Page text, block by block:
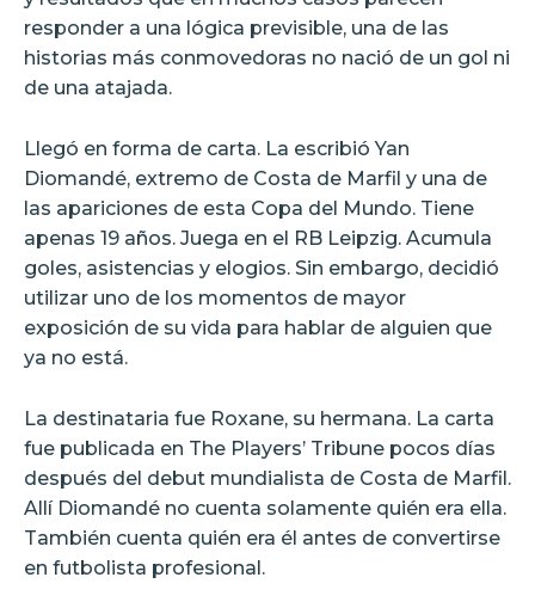
responder a una lógica previsible, una de las
historias más conmovedoras no nació de un gol ni
de una atajada.
Llegó en forma de carta. La escribió Yan
Diomandé, extremo de Costa de Marfil y una de
las apariciones de esta Copa del Mundo. Tiene
apenas 19 años. Juega en el RB Leipzig. Acumula
goles, asistencias y elogios. Sin embargo, decidió
utilizar uno de los momentos de mayor
exposición de su vida para hablar de alguien que
ya no está.
La destinataria fue Roxane, su hermana. La carta
fue publicada en The Players’ Tribune pocos días
después del debut mundialista de Costa de Marfil.
Allí Diomandé no cuenta solamente quién era ella.
También cuenta quién era él antes de convertirse
en futbolista profesional.